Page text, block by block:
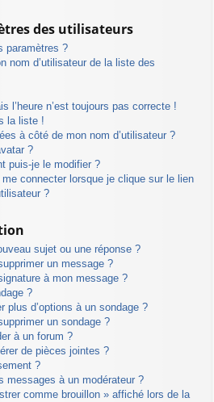
des utilisateurs
paramètres ?
nom d’utilisateur de la liste des
l’heure n’est toujours pas correcte !
la liste !
à côté de mon nom d’utilisateur ?
?
puis-je le modifier ?
me connecter lorsque je clique sur le lien
?
sujet ou une réponse ?
un message ?
à mon message ?
?
plus d’options à un sondage ?
un sondage ?
à un forum ?
de pièces jointes ?
?
messages à un modérateur ?
comme brouillon » affiché lors de la